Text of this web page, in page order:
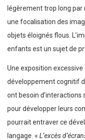
légèrement trop long
une focalisation des
objets éloignés flous.
enfants est un sujet de
Une exposition
développement cognitif
ont besoin d’interactions
pour développer leurs
pourrait entraver ce
langage. « L’excès